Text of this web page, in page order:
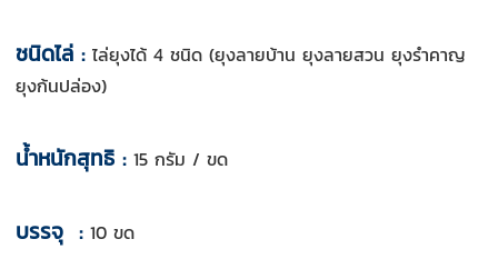
ชนิดไล่ : ไล่ยุงได้ 4 ชนิด (ยุงลายบ้าน ยุงลายสวน ยุงรำคาญ
ยุงก้นปล่อง)
น้ำหนักสุทธิ : 15 กรัม / ขด
บรรจุ : 10 ขด